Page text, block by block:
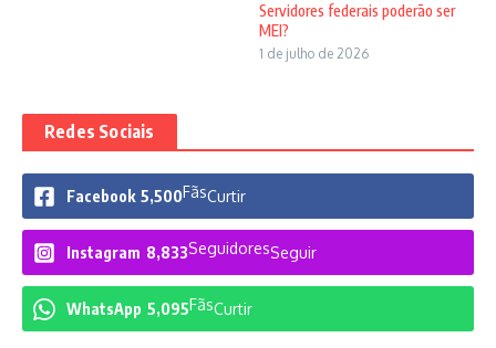
Servidores federais poderão ser
MEI?
1 de julho de 2026
Redes Sociais
Facebook 5,500FãsCurtir
Instagram 8,833SeguidoresSeguir
WhatsApp 5,095FãsCurtir